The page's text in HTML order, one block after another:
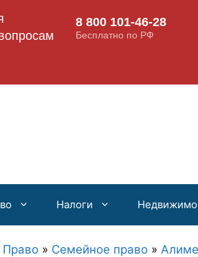
Налоги
Право » Семейное право »